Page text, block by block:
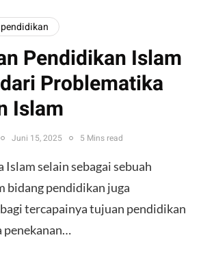
pendidikan
Pendidikan Islam
Problematika
Islam
Juni 15, 2025 5 Mins read
Islam selain sebagai sebuah
bidang pendidikan juga
tercapainya tujuan pendidikan
penekanan…